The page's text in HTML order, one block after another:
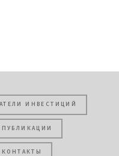
ИНВЕСТИЦИЙ
ПУБЛИКАЦИИ
КОНТАКТЫ